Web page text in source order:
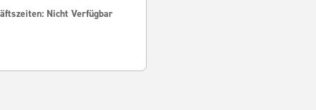
Nicht Verfügbar